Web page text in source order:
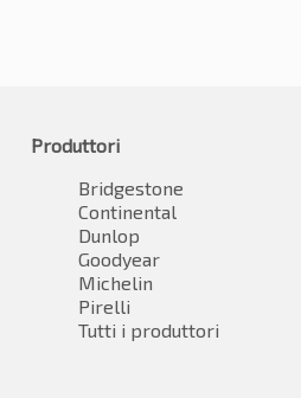
Produttori
Bridgestone
Continental
Dunlop
Goodyear
Michelin
Pirelli
Tutti i produttori